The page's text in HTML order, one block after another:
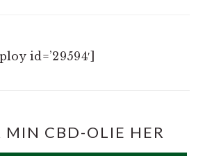
id=’29594′]
MIN CBD-OLIE HER